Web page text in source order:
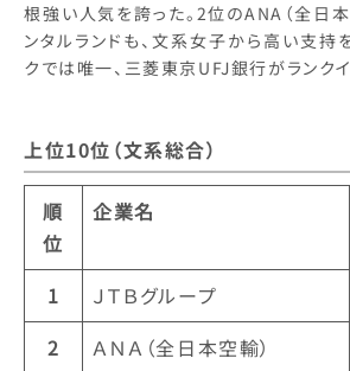
根強い人気を誇った。2位のANA（全日本
ンタルランドも、文系女子から高い支持
クでは唯一、三菱東京UFJ銀行がランクイ
上位10位（文系総合）
順
位
企業名
1
ＪＴＢグループ
2
ＡＮＡ（全日本空輸）